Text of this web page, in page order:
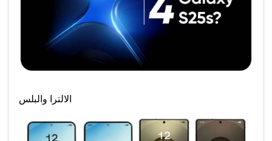
الالترا والبلس